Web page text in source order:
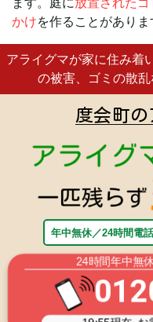
かけを作ることがありま
アライグマが家に住み着
の被害、ゴミの散
度会町
年中無休／24時間電
24時間年中無